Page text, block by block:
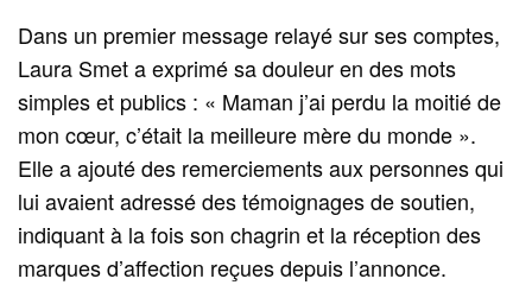
Dans un premier message relayé sur ses comptes,
Laura Smet a exprimé sa douleur en des mots
simples et publics : « Maman j’ai perdu la moitié de
mon cœur, c’était la meilleure mère du monde ».
Elle a ajouté des remerciements aux personnes qui
lui avaient adressé des témoignages de soutien,
indiquant à la fois son chagrin et la réception des
marques d’affection reçues depuis l’annonce.